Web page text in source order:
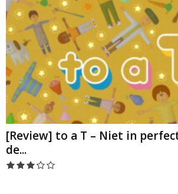
[Review] to a T – Niet in
de...